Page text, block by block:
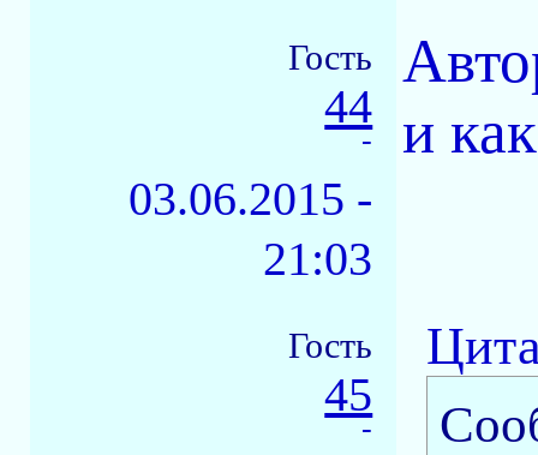
Гость
44
-
03.06.2015 -
21:03
и
Гость
45
-